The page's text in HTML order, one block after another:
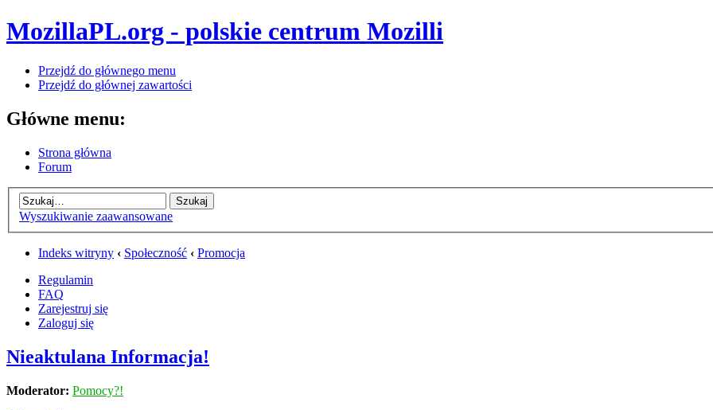
MozillaPL.org - polskie centrum Mozilli
Przejdź do głównego menu
Przejdź do głównej zawartości
Główne menu:
Strona główna
Forum
Wyszukiwanie zaawansowane
Indeks witryny ‹ Społeczność ‹ Promocja
Regulamin
FAQ
Zarejestruj się
Zaloguj się
Nieaktulana Informacja!
Moderator: Pomocy?!